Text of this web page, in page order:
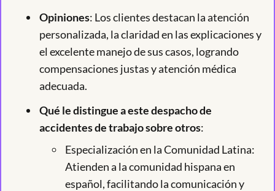
Opiniones: Los clientes destacan la atención
personalizada, la claridad en las explicaciones y
el excelente manejo de sus casos, logrando
compensaciones justas y atención médica
adecuada.
Qué le distingue a este despacho de
accidentes de trabajo sobre otros:
Especialización en la Comunidad Latina:
Atienden a la comunidad hispana en
español, facilitando la comunicación y